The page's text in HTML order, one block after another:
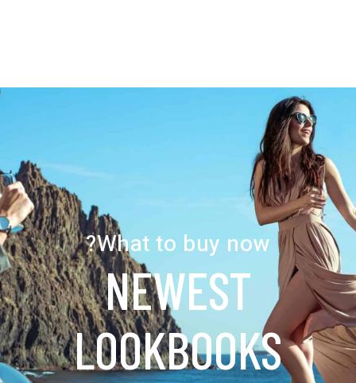
What to buy now?
NEWEST
LOOKBOOKS